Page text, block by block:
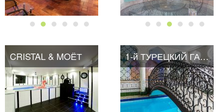
CRISTAL & MOЁТ 1-й ТУРЕЦКИЙ ГАМБИТ